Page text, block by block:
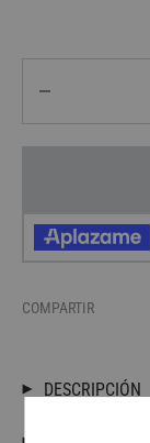
COMPARTIR
DESCRIPCIÓN